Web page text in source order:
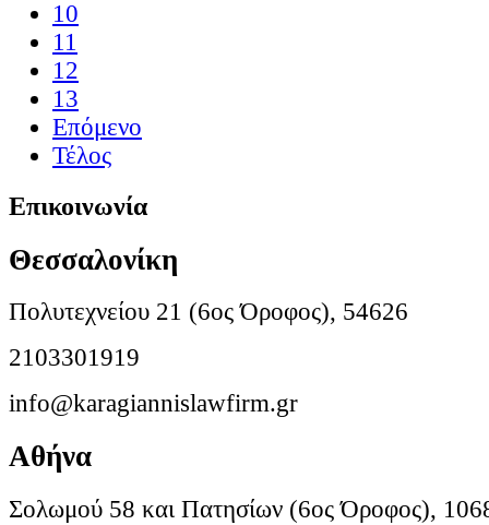
10
11
12
13
Επόμενο
Τέλος
Επικοινωνία
Θεσσαλονίκη
Πολυτεχνείου 21 (6ος Όροφος), 54626
2103301919
info@karagiannislawfirm.gr
Αθήνα
Σολωμού 58 και Πατησίων (6ος Όροφος),